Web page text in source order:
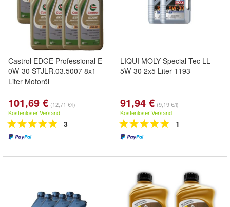
Castrol EDGE Professional E
0W-30 STJLR.03.5007 8x1
Liter Motoröl
101,69 € (12,71 €/l)
Kostenloser Versand
3
LIQUI MOLY Special Tec LL
5W-30 2x5 Liter 1193
91,94 € (9,19 €/l)
Kostenloser Versand
1